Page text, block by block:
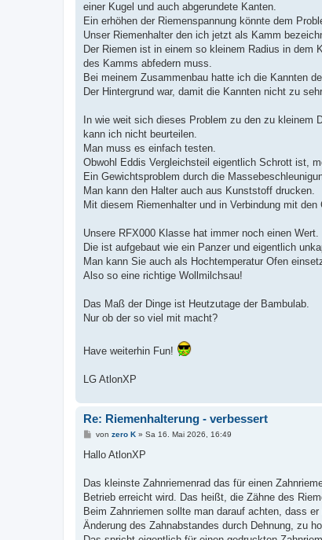
einer Kugel und auch abgerundete Kanten.
Ein erhöhen der Riemenspannung könnte dem
Unser Riemenhalter den ich jetzt als Kamm
Der Riemen ist in einem so kleinem Radius in dem
des Kamms abfedern muss.
Bei meinem Zusammenbau hatte ich die Kannten
Der Hintergrund war, damit die Kannten nicht zu
In wie weit sich dieses Problem zu den zu kleinem
kann ich nicht beurteilen.
Man muss es einfach testen.
Obwohl Eddis Vergleichsteil eigentlich Schrott ist,
Ein Gewichtsproblem durch die
Man kann den Halter auch aus Kunststoff drucken.
Mit diesem Riemenhalter und in Verbindung mit
Unsere RFX000 Klasse hat immer noch einen Wert.
Die ist aufgebaut wie ein Panzer und eigentlich
Man kann Sie auch als Hochtemperatur Ofen
Also so eine richtige Wollmilchsau!
Das Maß der Dinge ist Heutzutage der Bambulab.
Nur ob der so viel mit macht?
Have weiterhin Fun!
LG AtlonXP
Re: Riemenhalterung - verbessert
B
i
a
von zero K» Sa 16. Mai 2026, 16:49
Hallo AtlonXP
Das kleinste Zahnriemenrad das für einen
Betrieb erreicht wird. Das heißt, die Zähne des
Beim Zahnriemen sollte man darauf achten, dass
Änderung des Zahnabstandes durch Dehnung, zu